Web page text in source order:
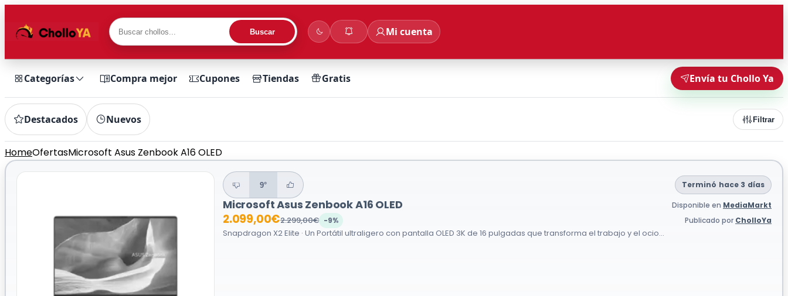
Buscar Mi cuenta
Categorías Compra mejor Cupones Tiendas Gratis Envía tu Chollo Ya
Destacados Nuevos Filtrar
HomeOfertasMicrosoft Asus Zenbook A16 OLED
9° Terminó hace 3 días
Microsoft Asus Zenbook A16 OLED Disponible en MediaMarkt
2.099,00€2.299,00€ -9% Publicado por CholloYa
Snapdragon X2 Elite · Un Portátil ultraligero con pantalla OLED 3K de 16 pulgadas que transforma el trabajo y el ocio...